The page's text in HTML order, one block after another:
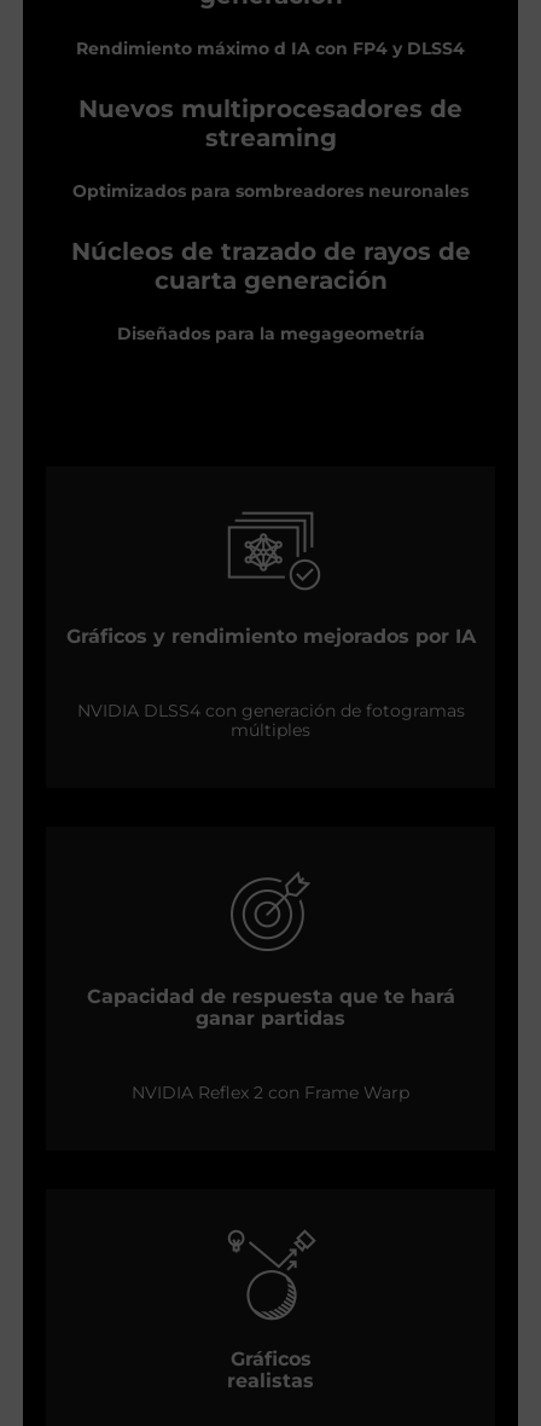
Rendimiento máximo d IA con FP4 y DLSS4
Nuevos multiprocesadores de
streaming
Optimizados para sombreadores neuronales
Núcleos de trazado de rayos de
cuarta generación
Diseñados para la megageometría
Gráficos y rendimiento mejorados por IA
NVIDIA DLSS4 con generación de fotogramas
múltiples
Capacidad de respuesta que te hará
ganar partidas
NVIDIA Reflex 2 con Frame Warp
Gráficos
realistas